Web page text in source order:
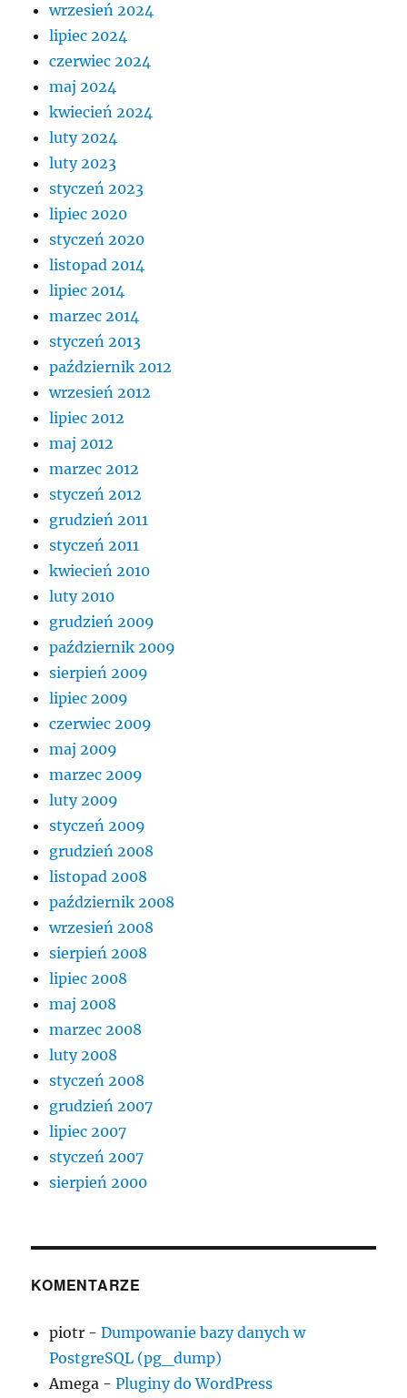
wrzesień 2024
lipiec 2024
czerwiec 2024
maj 2024
kwiecień 2024
luty 2024
luty 2023
styczeń 2023
lipiec 2020
styczeń 2020
listopad 2014
lipiec 2014
marzec 2014
styczeń 2013
październik 2012
wrzesień 2012
lipiec 2012
maj 2012
marzec 2012
styczeń 2012
grudzień 2011
styczeń 2011
kwiecień 2010
luty 2010
grudzień 2009
październik 2009
sierpień 2009
lipiec 2009
czerwiec 2009
maj 2009
marzec 2009
luty 2009
styczeń 2009
grudzień 2008
listopad 2008
październik 2008
wrzesień 2008
sierpień 2008
lipiec 2008
maj 2008
marzec 2008
luty 2008
styczeń 2008
grudzień 2007
lipiec 2007
styczeń 2007
sierpień 2000
KOMENTARZE
piotr -Dumpowanie bazy danych w
PostgreSQL (pg_dump)
Amega -Pluginy do WordPress